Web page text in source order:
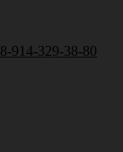
8-914-329-38-80